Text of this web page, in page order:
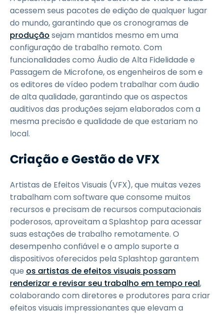
acessem seus pacotes de edição de qualquer lugar
do mundo, garantindo que os cronogramas de
produção sejam mantidos mesmo em uma
configuração de trabalho remoto. Com
funcionalidades como Áudio de Alta Fidelidade e
Passagem de Microfone, os engenheiros de som e
os editores de vídeo podem trabalhar com áudio
de alta qualidade, garantindo que os aspectos
auditivos das produções sejam elaborados com a
mesma precisão e qualidade de que estariam no
local.
Criação e Gestão de VFX
Artistas de Efeitos Visuais (VFX), que muitas vezes
trabalham com software que consome muitos
recursos e precisam de recursos computacionais
poderosos, aproveitam a Splashtop para acessar
suas estações de trabalho remotamente. O
desempenho confiável e o amplo suporte a
dispositivos oferecidos pela Splashtop garantem
que os artistas de efeitos visuais possam
renderizar e revisar seu trabalho em tempo real,
colaborando com diretores e produtores para criar
efeitos visuais impressionantes que elevam a